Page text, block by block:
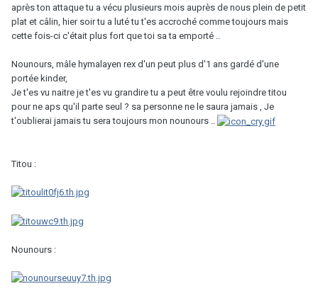
après ton attaque tu a vécu plusieurs mois auprès de nous plein de petit
plat et câlin, hier soir tu a luté tu t'es accroché comme toujours mais
cette fois-ci c'était plus fort que toi sa ta emporté ..
Nounours, mâle hymalayen rex d'un peut plus d'1 ans gardé d'une
portée kinder,
Je t'es vu naitre je t'es vu grandire tu a peut être voulu rejoindre titou
pour ne aps qu'il parte seul ? sa personne ne le saura jamais , Je
t'oublierai jamais tu sera toujours mon nounours ..
Titou :
Nounours :